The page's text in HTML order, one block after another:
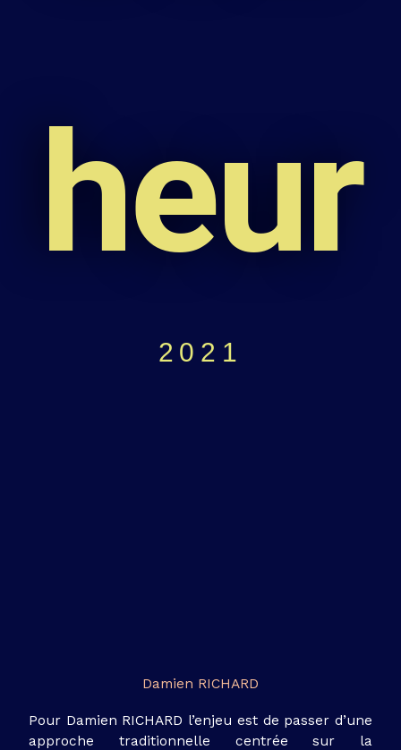
heur
2021
Damien RICHARD
Pour Damien RICHARD l’enjeu est de passer d’une
approche traditionnelle centrée sur la